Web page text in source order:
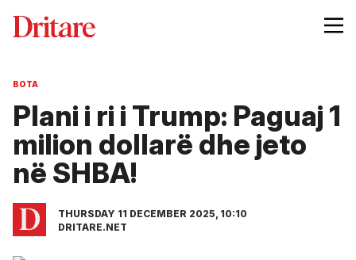
BOTA
Plani i ri i Trump: Paguaj 1
milion dollarë dhe jeto
në SHBA!
THURSDAY 11 DECEMBER 2025, 10:10
DRITARE.NET